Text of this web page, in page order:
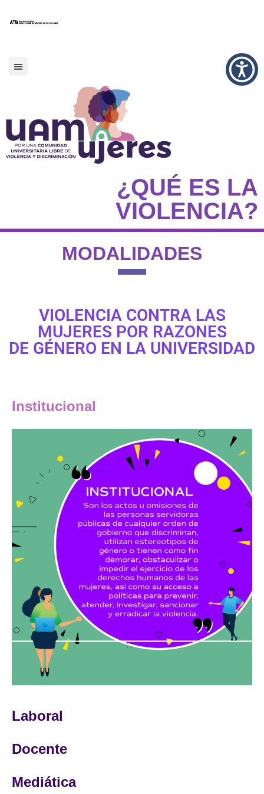
¿QUÉ ES LA
VIOLENCIA?
MODALIDADES
VIOLENCIA CONTRA LAS
MUJERES POR RAZONES
DE GÉNERO EN LA UNIVERSIDAD
Institucional
Laboral
Docente
Mediática